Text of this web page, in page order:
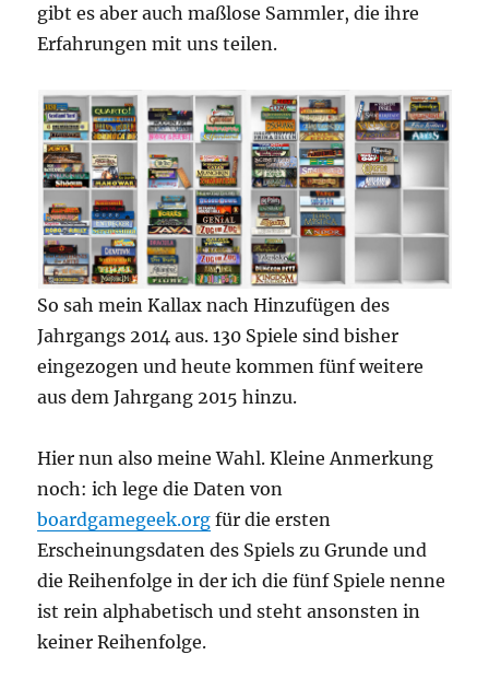
gibt es aber auch maßlose Sammler, die ihre
Erfahrungen mit uns teilen.
So sah mein Kallax nach Hinzufügen des
Jahrgangs 2014 aus. 130 Spiele sind bisher
eingezogen und heute kommen fünf weitere
aus dem Jahrgang 2015 hinzu.
Hier nun also meine Wahl. Kleine Anmerkung
noch: ich lege die Daten von
boardgamegeek.org für die ersten
Erscheinungsdaten des Spiels zu Grunde und
die Reihenfolge in der ich die fünf Spiele nenne
ist rein alphabetisch und steht ansonsten in
keiner Reihenfolge.